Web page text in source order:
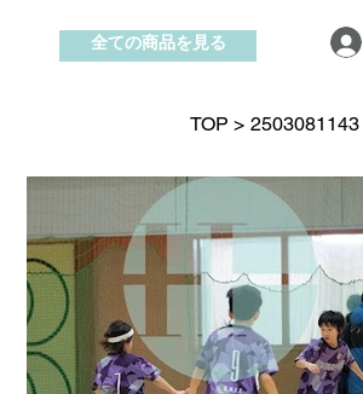
全ての商品を見る
TOP > 2503081143